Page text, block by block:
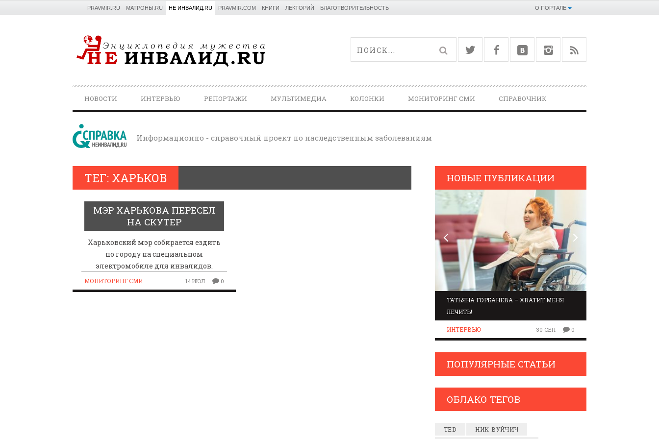
О ПОРТАЛЕ
PRAVMIR.RU МАТРОНЫ.RU НЕ ИНВАЛИД.RU PRAVMIR.COM КНИГИ ЛЕКТОРИЙ БЛАГОТВОРИТЕЛЬНОСТЬ
NAVIGATION
НОВОСТИ ИНТЕРВЬЮ РЕПОРТАЖИ МУЛЬТИМЕДИА КОЛОНКИ МОНИТОРИНГ СМИ СПРАВОЧНИК­
Информационно - справочный проект по наследственным заболеваниям
ТЕГ: ХАРЬКОВ
МЭР ХАРЬКОВА ПЕРЕСЕЛ
НА СКУТЕР
Харьковский мэр собирается ездить
по городу на специальном
электромобиле для инвалидов.
МОНИТОРИНГ СМИ 14 ИЮЛ 0
НОВЫЕ ПУБЛИКАЦИИ
ТАТЬЯНА ГОРБАНЕВА – ХВАТИТ МЕНЯ
ЛЕЧИТЬ!
ИНТЕРВЬЮ 30 СЕН 0
ПОПУЛЯРНЫЕ СТАТЬИ
ОБЛАКО ТЕГОВ
TED
НИК ВУЙЧИЧ